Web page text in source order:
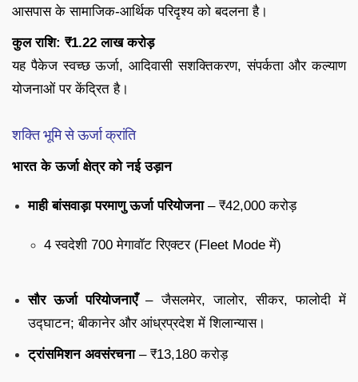
आसपास के सामाजिक-आर्थिक परिदृश्य को बदलना है।
कुल राशि: ₹1.22 लाख करोड़
यह पैकेज स्वच्छ ऊर्जा, आदिवासी सशक्तिकरण, संपर्कता और कल्याण
योजनाओं पर केंद्रित है।
शक्ति भूमि से ऊर्जा क्रांति
भारत के ऊर्जा क्षेत्र को नई उड़ान
माही बांसवाड़ा परमाणु ऊर्जा परियोजना– ₹42,000 करोड़
4 स्वदेशी 700 मेगावॉट रिएक्टर (Fleet Mode में)
सौर ऊर्जा परियोजनाएँ– जैसलमेर, जालोर, सीकर, फालोदी में
उद्घाटन; बीकानेर और आंध्रप्रदेश में शिलान्यास।
ट्रांसमिशन अवसंरचना– ₹13,180 करोड़